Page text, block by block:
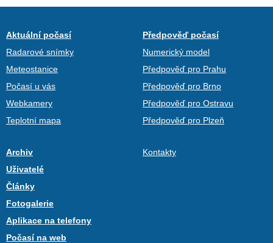
Aktuální počasí
Radarové snímky
Meteostanice
Počasí u vás
Webkamery
Teplotní mapa
Předpověď počasí
Numerický model
Předpověď pro Prahu
Předpověď pro Brno
Předpověď pro Ostravu
Předpověď pro Plzeň
Archiv
Uživatelé
Články
Fotogalerie
Aplikace na telefony
Počasí na web
Kontakty